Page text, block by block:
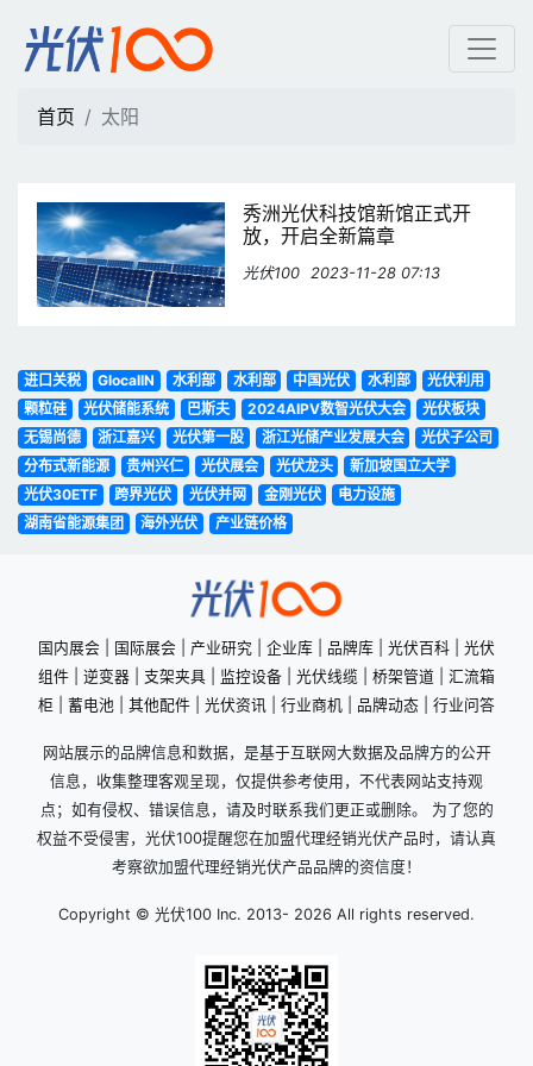
太阳 | 光伏100
首页 太阳
秀洲光伏科技馆新馆正式开
放，开启全新篇章
光伏100 2023-11-28 07:13
进口关税 GlocalIN 水利部 水利部 中国光伏 水利部
光伏利用
颗粒硅
光伏储能系统 巴斯夫 2024AIPV数智光伏大会
光伏板块
无锡尚德
浙江嘉兴 光伏第一股 浙江光储产业发展大会
光伏子公司
分布式新能源
贵州兴仁 光伏展会 光伏龙头
新加坡国立大学
光伏30ETF
跨界光伏 光伏并网 金刚光伏
电力设施
湖南省能源集团
海外光伏 产业链价格
国内展会 国际展会 产业研究 企业库 品牌库 光伏百科
光伏
组件
逆变器 支架夹具 监控设备 光伏线缆 桥架管道
汇流箱
柜
蓄电池 其他配件 光伏资讯 行业商机 品牌动态 行业问答
网站展示的品牌信息和数据，是基于互联网大数据及品牌方的公开
信息，收集整理客观呈现，仅提供参考使用，不代表网站支持观
点；如有侵权、错误信息，请及时联系我们更正或删除。 为了您的
权益不受侵害，光伏100提醒您在加盟代理经销光伏产品时，请认真
考察欲加盟代理经销光伏产品品牌的资信度！
Copyright © 光伏100 Inc. 2013- 2026 All rights reserved.